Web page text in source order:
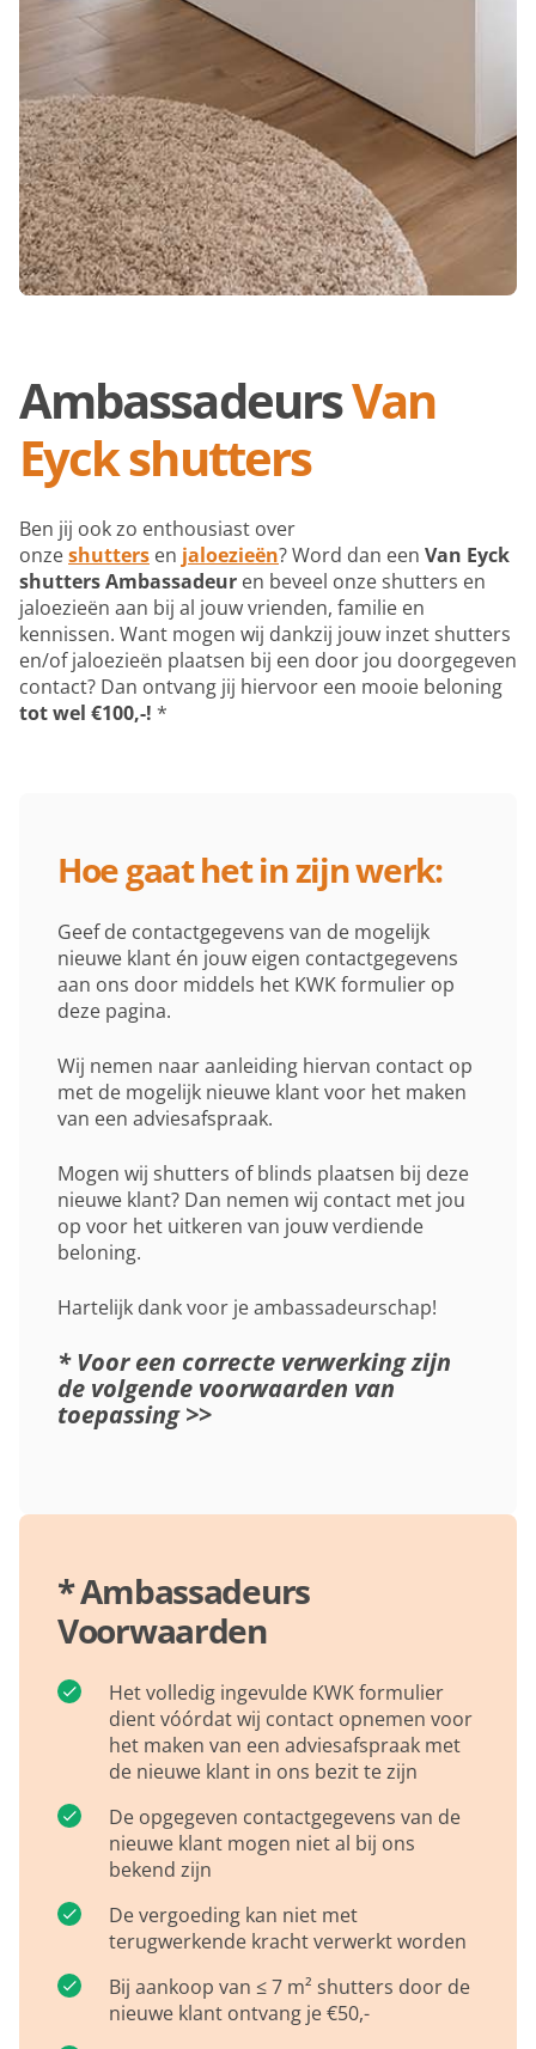
AmbassadeursVan
Eyck shutters
Ben jij ook zo enthousiast over
onzeshutters en jaloezieën? Word dan een Van Eyck
shutters Ambassadeur en beveel onze shutters en
jaloezieën aan bij al jouw vrienden, familie en
kennissen. Want mogen wij dankzij jouw inzet shutters
en/of jaloezieën plaatsen bij een door jou doorgegeven
contact? Dan ontvang jij hiervoor een mooie beloning
tot wel €100,-! *
Hoe gaat het in zijn werk:
Geef de contactgegevens van de mogelijk
nieuwe klant én jouw eigen contactgegevens
aan ons door middels het KWK formulier op
deze pagina.
Wij nemen naar aanleiding hiervan contact op
met de mogelijk nieuwe klant voor het maken
van een adviesafspraak.
Mogen wij shutters of blinds plaatsen bij deze
nieuwe klant? Dan nemen wij contact met jou
op voor het uitkeren van jouw verdiende
beloning.
Hartelijk dank voor je ambassadeurschap!
* Voor een correcte verwerking zijn
de volgende voorwaarden van
toepassing >>
* Ambassadeurs
Voorwaarden
Het volledig ingevulde KWK formulier
dient vóórdat wij contact opnemen voor
het maken van een adviesafspraak met
de nieuwe klant in ons bezit te zijn
De opgegeven contactgegevens van de
nieuwe klant mogen niet al bij ons
bekend zijn
De vergoeding kan niet met
terugwerkende kracht verwerkt worden
Bij aankoop van ≤ 7 m² shutters door de
nieuwe klant ontvang je €50,-